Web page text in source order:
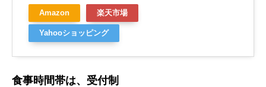
Amazon 楽天市場
Yahooショッピング
食事時間帯は、受付制